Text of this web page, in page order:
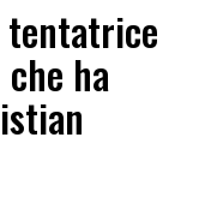
tentatrice
ha